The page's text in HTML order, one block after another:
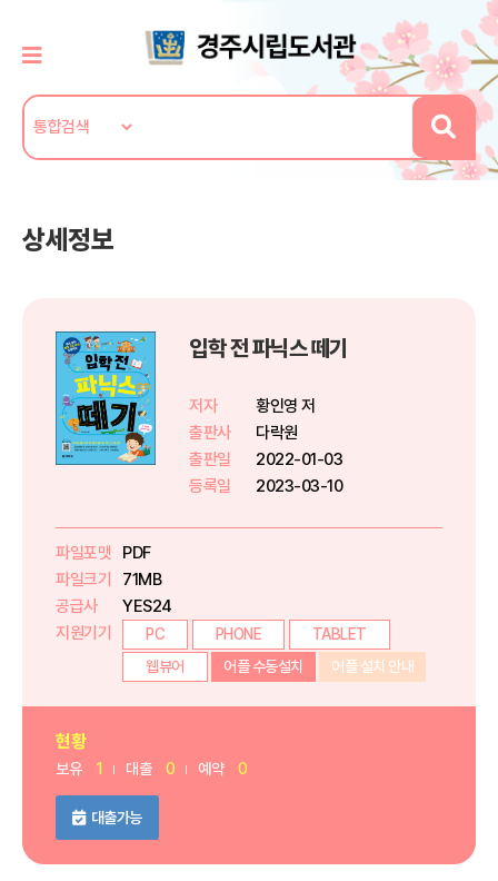
상세정보
입학 전 파닉스 떼기
저자
황인영 저
출판사
다락원
출판일
2022-01-03
등록일
2023-03-10
파일포맷
PDF
파일크기
71MB
공급사
YES24
지원기기
PC PHONE
TABLET
웹뷰어
어플 수동설치 어플 설치 안내
현황
보유 1 대출 0 예약 0
대출가능